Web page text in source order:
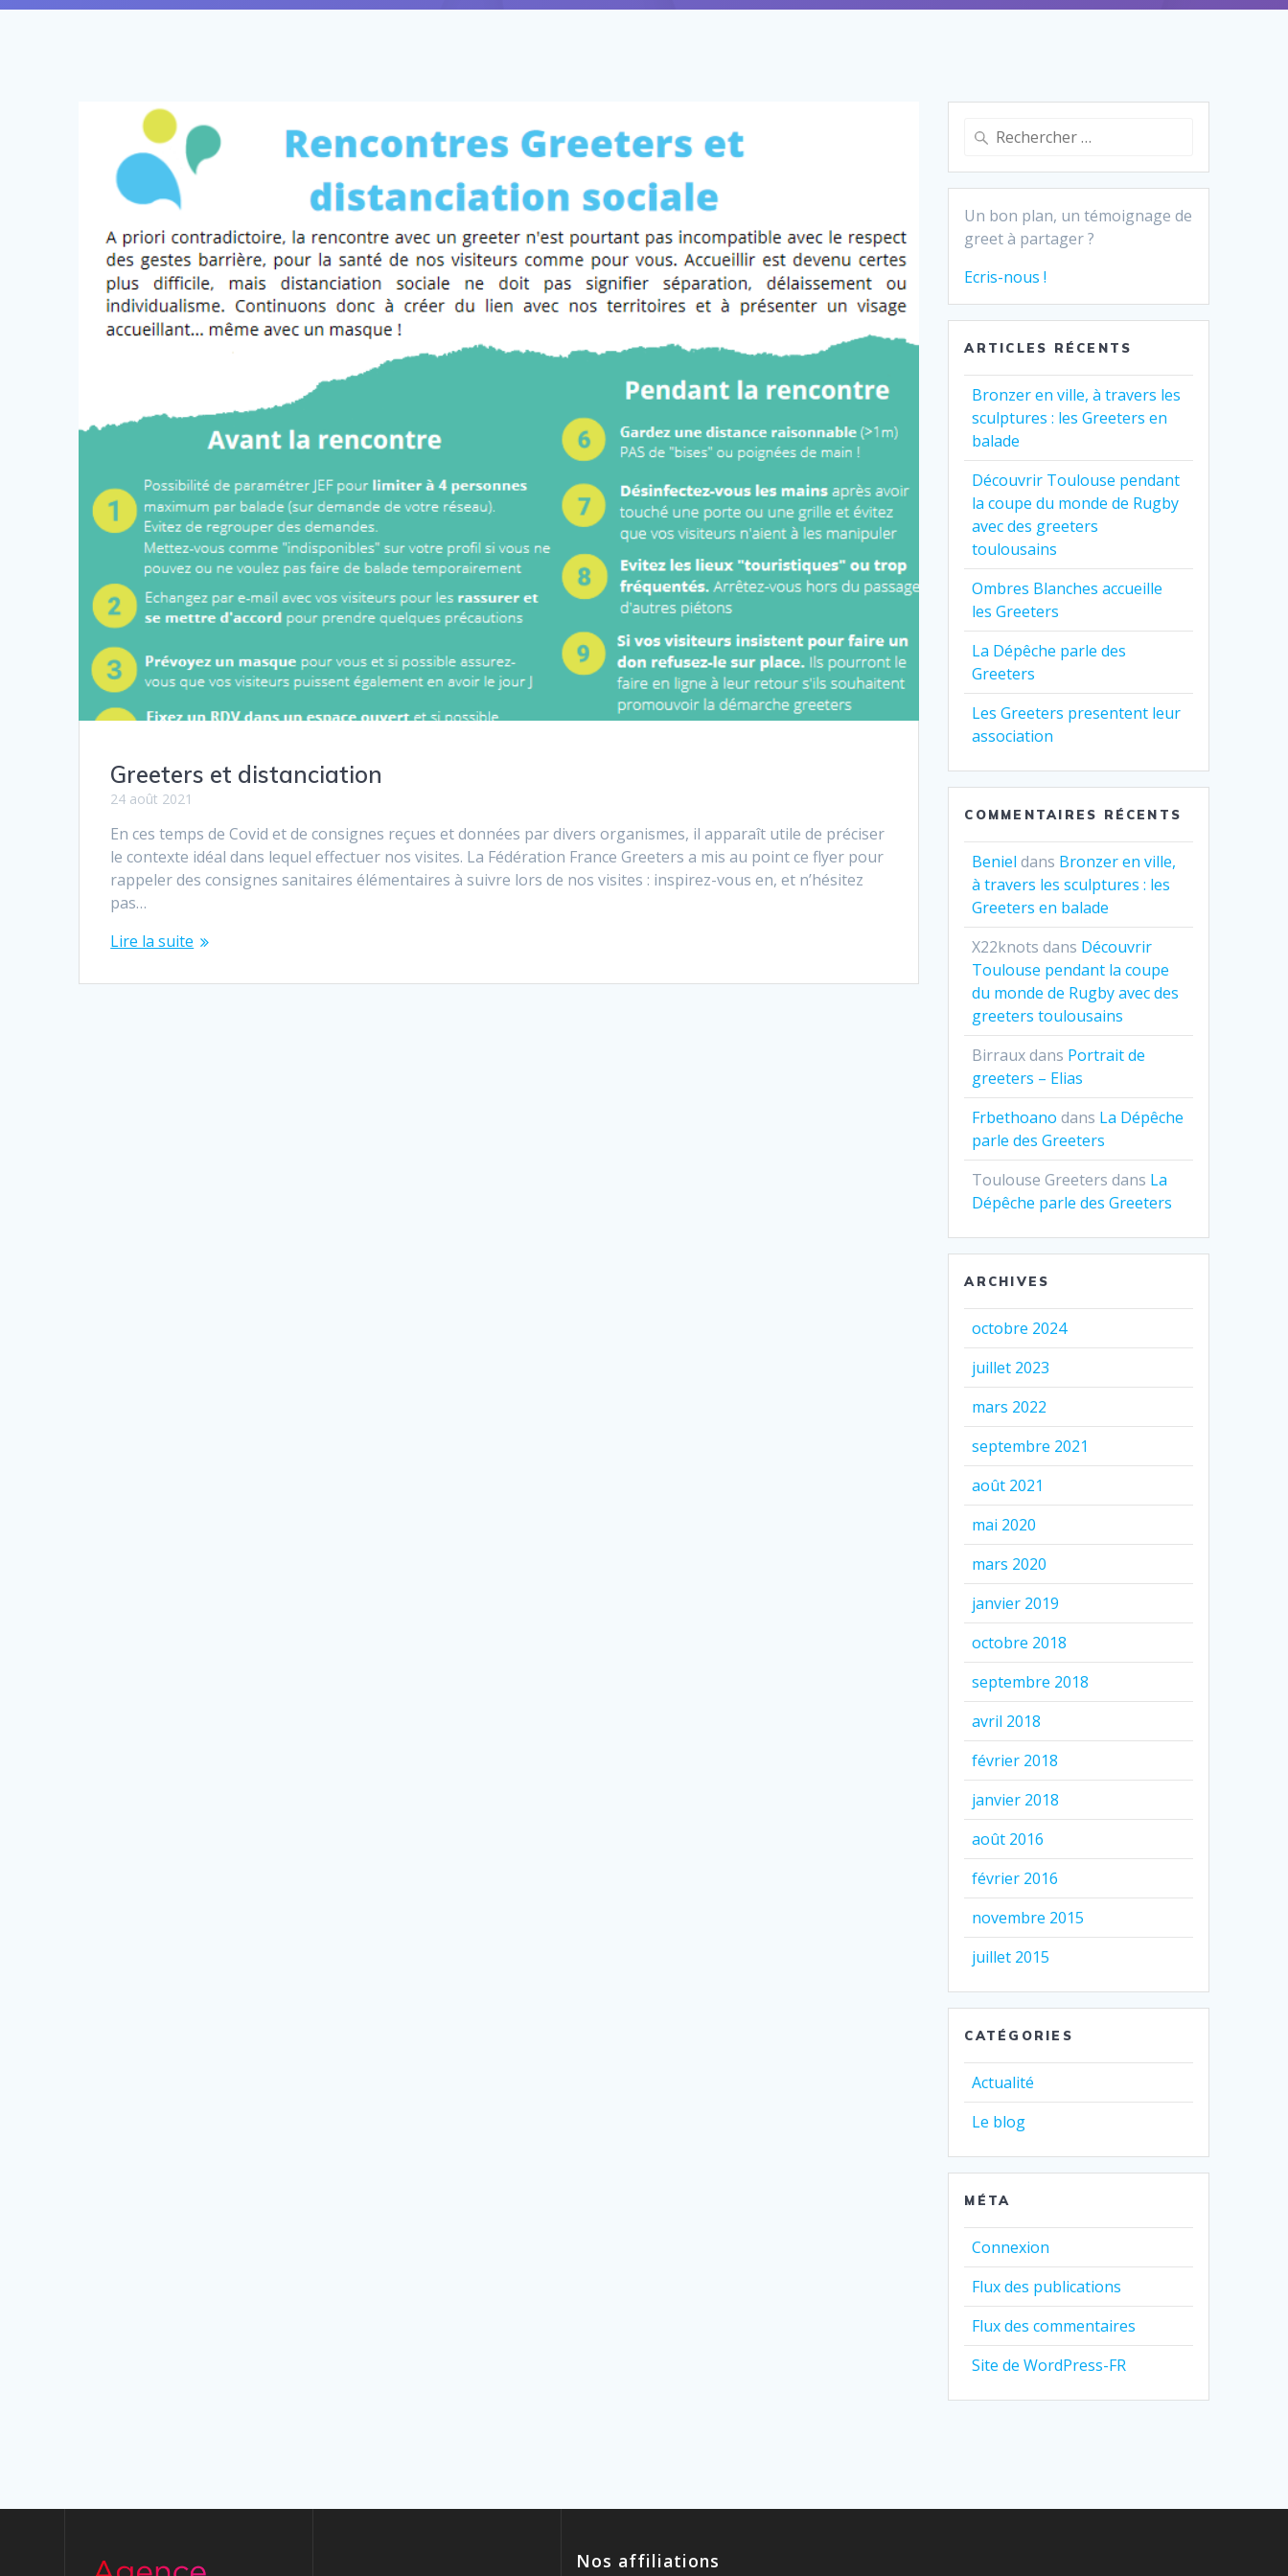
Greeters et distanciation
24 août 2021
En ces temps de Covid et de consignes reçues et données par divers organismes, il apparaît utile de préciser
le contexte idéal dans lequel effectuer nos visites. La Fédération France Greeters a mis au point ce flyer pour
rappeler des consignes sanitaires élémentaires à suivre lors de nos visites : inspirez-vous en, et n’hésitez
pas…
Lire la suite
Recherche
Un bon plan, un témoignage de
greet à partager ?
Ecris-nous !
ARTICLES RÉCENTS
Bronzer en ville, à travers les
sculptures : les Greeters en
balade
Découvrir Toulouse pendant
la coupe du monde de Rugby
avec des greeters
toulousains
Ombres Blanches accueille
les Greeters
La Dépêche parle des
Greeters
Les Greeters presentent leur
association
COMMENTAIRES RÉCENTS
Beniel dans Bronzer en ville,
à travers les sculptures : les
Greeters en balade
X22knots dans Découvrir
Toulouse pendant la coupe
du monde de Rugby avec des
greeters toulousains
Birrauxdans Portrait de
greeters – Elias
Frbethoano dans La Dépêche
parle des Greeters
Toulouse Greeters dans La
Dépêche parle des Greeters
ARCHIVES
octobre 2024
juillet 2023
mars 2022
septembre 2021
août 2021
mai 2020
mars 2020
janvier 2019
octobre 2018
septembre 2018
avril 2018
février 2018
janvier 2018
août 2016
février 2016
novembre 2015
juillet 2015
CATÉGORIES
Actualité
Le blog
MÉTA
Connexion
Flux des publications
Flux des commentaires
Site de WordPress-FR
Nos affiliations